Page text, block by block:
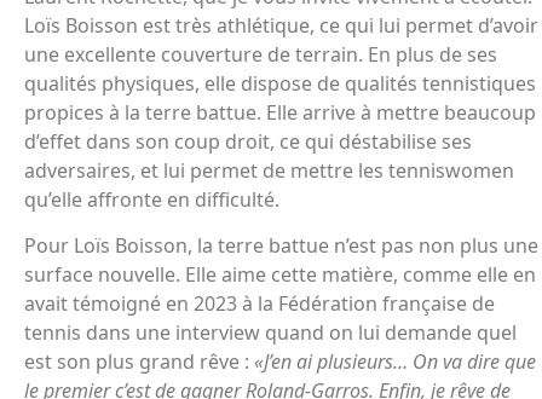
Loïs Boisson est très athlétique, ce qui lui permet d’avoir
une excellente couverture de terrain. En plus de ses
qualités physiques, elle dispose de qualités tennistiques
propices à la terre battue. Elle arrive à mettre beaucoup
d’effet dans son coup droit, ce qui déstabilise ses
adversaires, et lui permet de mettre les tenniswomen
qu’elle affronte en difficulté.
Pour Loïs Boisson, la terre battue n’est pas non plus une
surface nouvelle. Elle aime cette matière, comme elle en
avait témoigné en 2023 à la Fédération française de
tennis dans une interview quand on lui demande quel
est son plus grand rêve : «J’en ai plusieurs… On va dire que
le premier c’est de gagner Roland-Garros. Enfin, je rêve de